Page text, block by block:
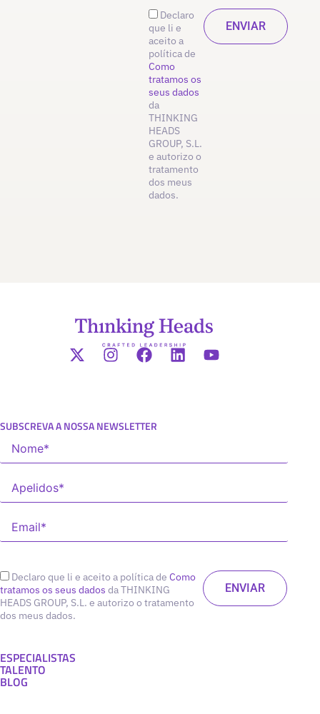
Declaro
que li e
aceito a
política de
Como
tratamos os
seus dados
da
THINKING
HEADS
GROUP, S.L.
e autorizo o
tratamento
dos meus
dados.
SUBSCREVA A NOSSA NEWSLETTER
Declaro que li e aceito a política de Como
tratamos os seus dados da THINKING
HEADS GROUP, S.L. e autorizo o tratamento
dos meus dados.
ESPECIALISTAS
TALENTO
BLOG